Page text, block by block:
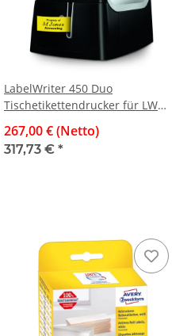
LabelWriter 450 Duo
Tischetikettendrucker für LW
267,00 € (Netto)
317,73 € *